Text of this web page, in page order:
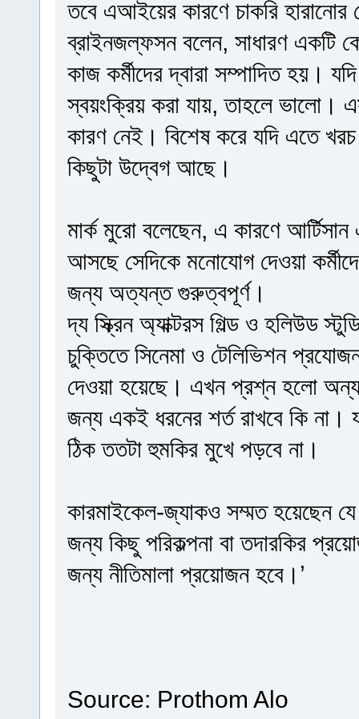
তবে এআইয়ের কারণে চাকরি হারানোর
ব্রাইনজল্ফসন বলেন, সাধারণ একটি
কাজ কর্মীদের দ্বারা সম্পাদিত হয়।
স্বয়ংক্রিয় করা যায়, তাহলে
কারণ নেই। বিশেষ করে যদি এতে
কিছুটা উদ্বেগ আছে।
মার্ক মুরো বলেছেন, এ কারণে
আসছে সেদিকে মনোযোগ দেওয়া
জন্য অত্যন্ত গুরুত্বপূর্ণ।
দ্য স্ক্রিন অ্যাক্টরস গিল্ড ও হলিউড
চুক্তিতে সিনেমা ও টেলিভিশন
দেওয়া হয়েছে। এখন প্রশ্ন হলো
জন্য একই ধরনের শর্ত রাখবে কি না।
ঠিক ততটা হুমকির মুখে পড়বে না।
কারমাইকেল-জ্যাকও সম্মত হয়েছেন
জন্য কিছু পরিকল্পনা বা তদারকির
জন্য নীতিমালা প্রয়োজন হবে।’
Source: Prothom Alo